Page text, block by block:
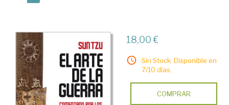
18,00 €
Sin Stock. Disponible en
7/10 días.
COMPRAR